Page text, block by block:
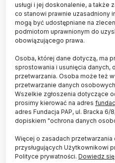
Adobe Stock
Zmniejszenie ilości
poprawia kluczowe
długofalowego badania.
przynajmniej przez
zwiększona waga
Zmniejszenie obwodu talii
jest ogólny wniosek z
Uniwersytecie Ben-
wyników wywołana
usługi i jej doskonalenie, a także
co stanowi prawnie uzasadniony
mogą być udostępniane na
podmiotom uprawnionym do
obowiązującego prawa.
Osoba, której dane dotyczą, ma
sprostowania i usunięcia danych,
przetwarzania. Osoba może też
przetwarzanie danych
Wszelkie zgłoszenia dotyczące
prosimy kierować na adres
adres Fundacja PAP, ul. Bracka 6/
dopiskiem "ochrona danych
Więcej o zasadach
przysługujących Użytkownikowi
Polityce prywatności. Dowiedz